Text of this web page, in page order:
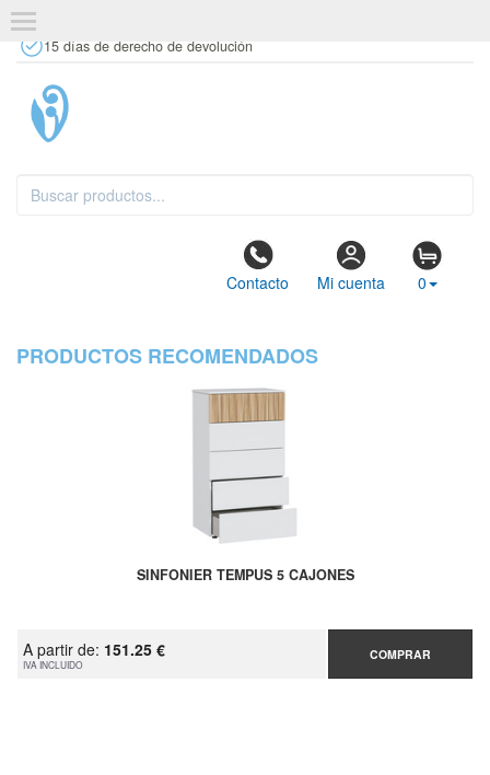
15 días de derecho de devolución
Contacto Mi cuenta 0
PRODUCTOS RECOMENDADOS
SINFONIER TEMPUS 5 CAJONES
A partir de: 151.25 €
IVA INCLUIDO
COMPRAR